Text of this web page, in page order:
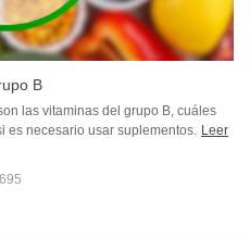
B
las vitaminas del grupo B, cuáles
es necesario usar suplementos. Leer